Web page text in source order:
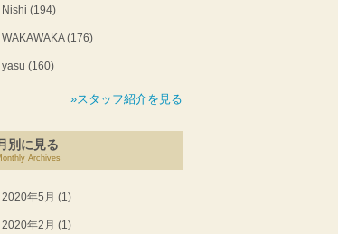
Nishi (194)
WAKAWAKA (176)
yasu (160)
»スタッフ紹介を見る
別に見る
Archives
2020年5月 (1)
2020年2月 (1)